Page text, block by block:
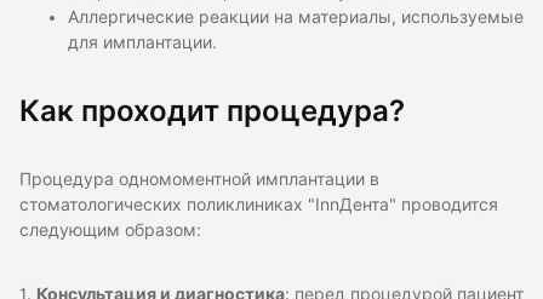
Аллергические реакции на материалы, используемые
для имплантации.
Как проходит процедура?
Процедура одномоментной имплантации в
стоматологических поликлиниках "InnДента" проводится
следующим образом:
1. Консультация и диагностика: перед процедурой пациент